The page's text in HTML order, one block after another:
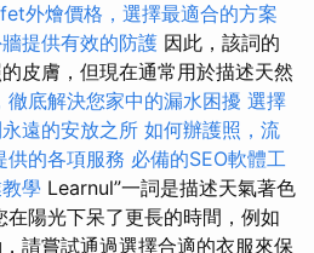
外燴價格，選擇最適合的方案
提供有效的防護 因此，該詞的
皮膚，但現在通常用於描述天然
徹底解決您家中的漏水困擾 選擇
遠的安放之所 如何辦護照，流
供的各項服務 必備的SEO軟體工
學 Learnul”一詞是描述天氣著色
陽光下呆了更長的時間，例如
請嘗試通過選擇合適的衣服來保